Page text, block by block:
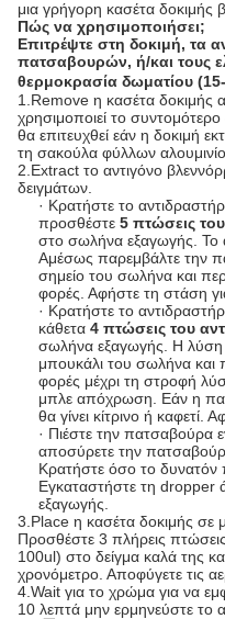
μια γρήγορη κασέτα δοκιμής
Πώς να χρησιμοποιήσει;
Επιτρέψτε στη δοκιμή, τα
πατσαβουρών, ή/και τους
θερμοκρασία δωματίου
1.Remove η κασέτα δοκιμής
χρησιμοποιεί το
θα επιτευχθεί εάν η δοκιμή
τη σακούλα φύλλων
2.Extract το αντιγόνο
δειγμάτων.
· Κρατήστε το
προσθέστε 5 πτώσεις
στο σωλήνα εξαγωγής. Το
Αμέσως παρεμβάλτε την
σημείο του σωλήνα και
φορές. Αφήστε τη στάση
· Κρατήστε το
κάθετα 4 πτώσεις του
σωλήνα εξαγωγής. Η λύση
μπουκάλι του σωλήνα και
φορές μέχρι τη στροφή
μπλε απόχρωση. Εάν η
θα γίνει κίτρινο ή καφετί.
· Πιέστε την πατσαβούρα
αποσύρετε την
Κρατήστε όσο το δυνατόν
Εγκαταστήστε τη
εξαγωγής.
3.Place η κασέτα δοκιμής σε
Προσθέστε 3 πλήρεις
100ul) στο δείγμα καλά της
χρονόμετρο. Αποφύγετε τις
4.Wait για το χρώμα για να
10 λεπτά μην ερμηνεύστε το